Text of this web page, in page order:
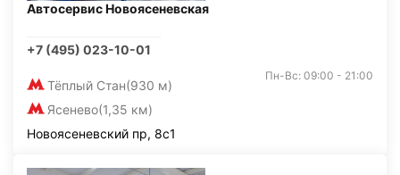
Автосервис Новоясеневская
+7 (495) 023-10-01
Тёплый Стан(930 м)
Ясенево(1,35 км)
Пн-Вс: 09:00 - 21:00
Новоясеневский пр, 8с1